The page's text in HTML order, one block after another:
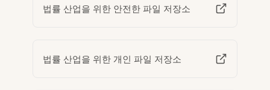
법률 산업을 위한 안전한 파일 저장소
법률 산업을 위한 개인 파일 저장소